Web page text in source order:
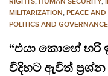
MILITARIZATION, PEACE AND
POLITICS AND GOVERNANCE
“එයා කොහේ හරි
විදිහට ඇවිත්